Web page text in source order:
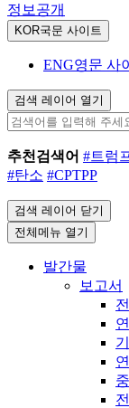
정보공개
KOR국문 사이트
ENG영문 사
검색 레이어 열기
추천검색어 #트럼
#탄소 #CPTPP
검색 레이어 닫기
전체메뉴 열기
발간물
보고서